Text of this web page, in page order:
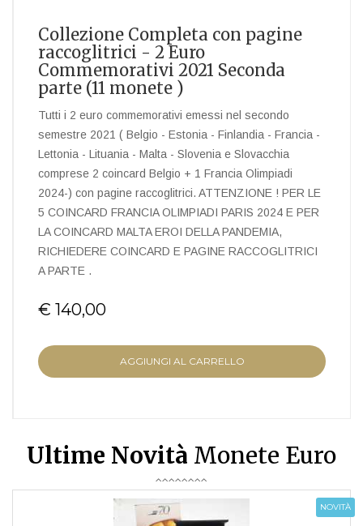
Collezione Completa con pagine
raccoglitrici - 2 Euro
Commemorativi 2021 Seconda
parte (11 monete )
Tutti i 2 euro commemorativi emessi nel secondo
semestre 2021 ( Belgio - Estonia - Finlandia - Francia -
Lettonia - Lituania - Malta - Slovenia e Slovacchia
comprese 2 coincard Belgio + 1 Francia Olimpiadi
2024-) con pagine raccoglitrici. ATTENZIONE ! PER LE
5 COINCARD FRANCIA OLIMPIADI PARIS 2024 E PER
LA COINCARD MALTA EROI DELLA PANDEMIA,
RICHIEDERE COINCARD E PAGINE RACCOGLITRICI
A PARTE .
€ 140,00
AGGIUNGI AL CARRELLO
Ultime Novità Monete Euro
NOVITÀ